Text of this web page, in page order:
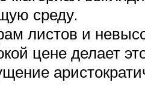
среду.
листов и
цене делает